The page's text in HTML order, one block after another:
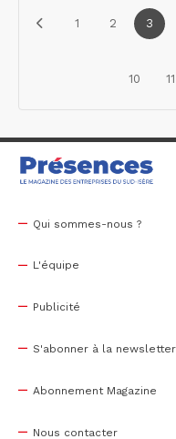
1 2 3
10 11
Qui sommes-nous ?
L'équipe
Publicité
S'abonner à la newsletter
Abonnement Magazine
Nous contacter